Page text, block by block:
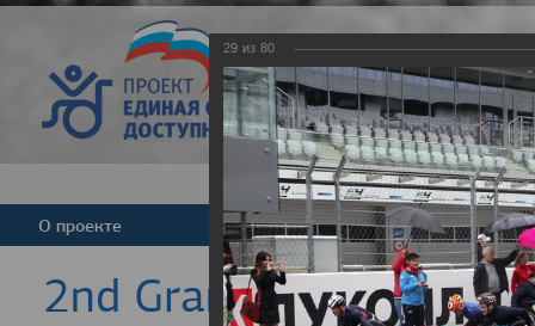
Версия для
О проекте Команда Новости
2nd Grand Prix
29 из 80